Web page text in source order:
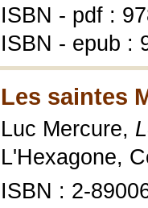
ISBN - pdf :
ISBN - epub :
Les saintes
Luc Mercure,
L'Hexagone,
ISBN : 2-